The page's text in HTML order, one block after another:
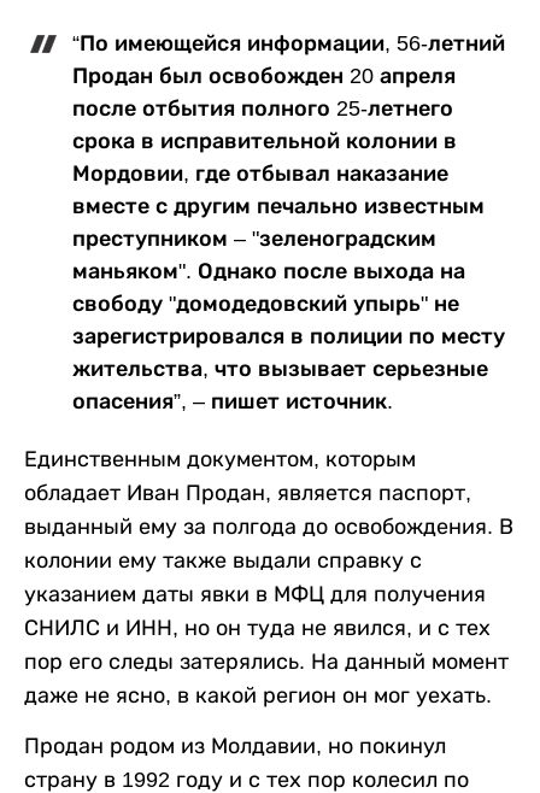
“По имеющейся информации, 56-летний
Продан был освобожден 20 апреля
после отбытия полного 25-летнего
срока в исправительной колонии в
Мордовии, где отбывал наказание
вместе с другим печально известным
преступником – "зеленоградским
маньяком". Однако после выхода на
свободу "домодедовский упырь" не
зарегистрировался в полиции по месту
жительства, что вызывает серьезные
опасения”, – пишет источник.
Единственным документом, которым
обладает Иван Продан, является паспорт,
выданный ему за полгода до освобождения. В
колонии ему также выдали справку с
указанием даты явки в МФЦ для получения
СНИЛС и ИНН, но он туда не явился, и с тех
пор его следы затерялись. На данный момент
даже не ясно, в какой регион он мог уехать.
Продан родом из Молдавии, но покинул
страну в 1992 году и с тех пор колесил по